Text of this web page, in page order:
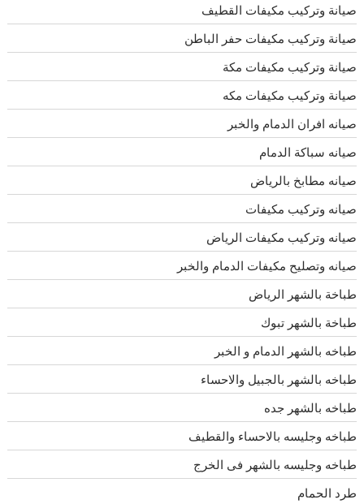
صيانة وتركيب مكيفات القطيف
صيانة وتركيب مكيفات حفر الباطن
صيانة وتركيب مكيفات مكة
صيانة وتركيب مكيفات مكه
صيانه افران الدمام والخبر
صيانه سباكة الدمام
صيانه مطابخ بالرياض
صيانه وتركيب مكيفات
صيانه وتركيب مكيفات الرياض
صيانه وتصليح مكيفات الدمام والخبر
طباخة بالشهر الرياض
طباخة بالشهر تبوك
طباخه بالشهر الدمام و الخبر
طباخه بالشهر بالجبيل والاحساء
طباخه بالشهر جده
طباخه وجليسه بالاحساء والقطيف
طباخه وجليسه بالشهر فى الخرج
طرد الحمام